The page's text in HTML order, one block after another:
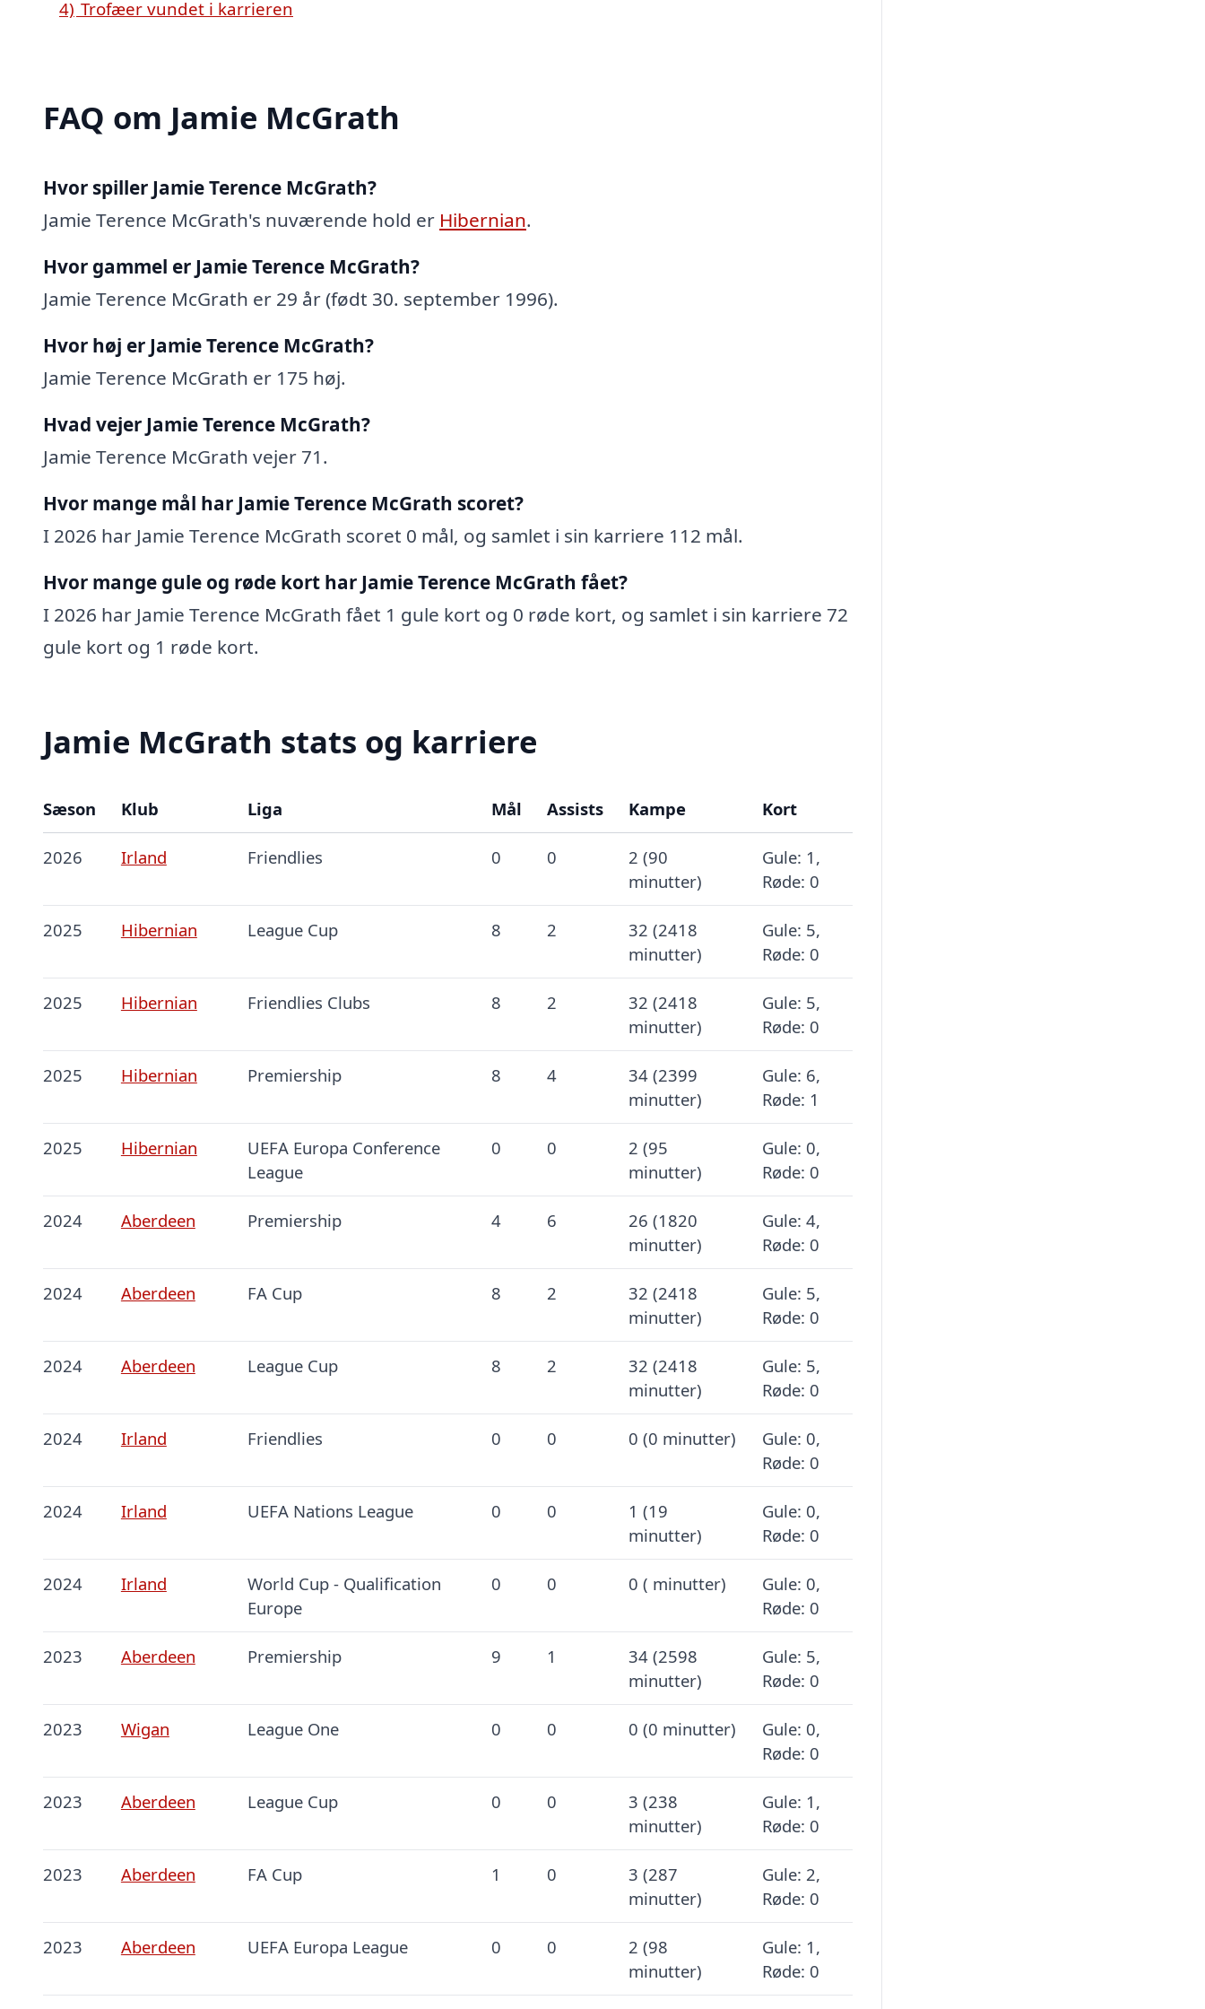
4) Trofæer vundet i karrieren
FAQ om Jamie McGrath
Hvor spiller Jamie Terence McGrath?
Jamie Terence McGrath's nuværende hold er Hibernian.
Hvor gammel er Jamie Terence McGrath?
Jamie Terence McGrath er 29 år (født 30. september 1996).
Hvor høj er Jamie Terence McGrath?
Jamie Terence McGrath er 175 høj.
Hvad vejer Jamie Terence McGrath?
Jamie Terence McGrath vejer 71.
Hvor mange mål har Jamie Terence McGrath scoret?
I 2026 har Jamie Terence McGrath scoret 0 mål, og samlet i sin karriere 112 mål.
Hvor mange gule og røde kort har Jamie Terence McGrath fået?
I 2026 har Jamie Terence McGrath fået 1 gule kort og 0 røde kort, og samlet i sin karriere 72
gule kort og 1 røde kort.
Jamie McGrath stats og karriere
Sæson Klub Liga Mål Assists Kampe Kort
2026 Irland Friendlies 0 0
2 (90
minutter)
Gule: 1,
Røde: 0
2025 Hibernian League Cup 8 2
32 (2418
minutter)
Gule: 5,
Røde: 0
2025 Hibernian Friendlies Clubs 8 2
32 (2418
minutter)
Gule: 5,
Røde: 0
2025 Hibernian Premiership 8 4
34 (2399
minutter)
Gule: 6,
Røde: 1
2025 Hibernian
UEFA Europa Conference
League
0 0
2 (95
minutter)
Gule: 0,
Røde: 0
2024 Aberdeen Premiership 4 6
26 (1820
minutter)
Gule: 4,
Røde: 0
2024 Aberdeen FA Cup 8 2
32 (2418
minutter)
Gule: 5,
Røde: 0
2024 Aberdeen League Cup 8 2
32 (2418
minutter)
Gule: 5,
Røde: 0
2024 Irland Friendlies 0 0 0 (0 minutter)
Gule: 0,
Røde: 0
2024 Irland UEFA Nations League 0 0
1 (19
minutter)
Gule: 0,
Røde: 0
2024 Irland
World Cup - Qualification
Europe
0 0 0 ( minutter)
Gule: 0,
Røde: 0
2023 Aberdeen Premiership 9 1
34 (2598
minutter)
Gule: 5,
Røde: 0
2023 Wigan League One 0 0 0 (0 minutter)
Gule: 0,
Røde: 0
2023 Aberdeen League Cup 0 0
3 (238
minutter)
Gule: 1,
Røde: 0
2023 Aberdeen FA Cup 1 0
3 (287
minutter)
Gule: 2,
Røde: 0
2023 Aberdeen UEFA Europa League 0 0
2 (98
minutter)
Gule: 1,
Røde: 0